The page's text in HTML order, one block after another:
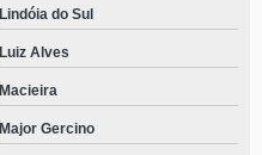
Lindóia do Sul
Luiz Alves
Macieira
Major Gercino